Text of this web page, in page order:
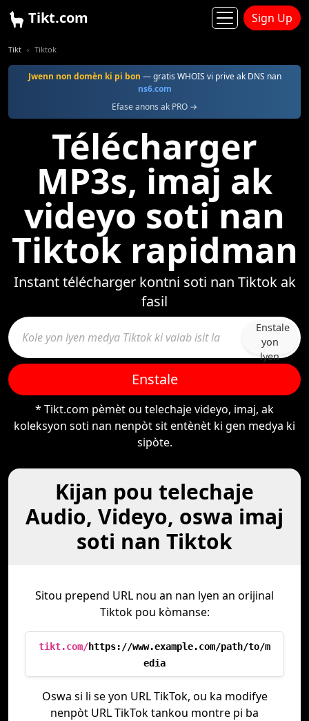
Tikt.com Sign Up
Tikt Tiktok
Jwenn non domèn ki pi bon — gratis WHOIS vi prive ak DNS nan
ns6.com
Efase anons ak PRO →
Télécharger
MP3s, imaj ak
videyo soti nan
Tiktok rapidman
Instant télécharger kontni soti nan Tiktok ak
fasil
Enstale
yon
lyen
Enstale
* Tikt.com pèmèt ou telechaje videyo, imaj, ak
koleksyon soti nan nenpòt sit entènèt ki gen medya ki
sipòte.
Kijan pou telechaje
Audio, Videyo, oswa imaj
soti nan Tiktok
Sitou prepend URL nou an nan lyen an orijinal
Tiktok pou kòmanse:
tikt.com/https://www.example.com/path/to/m
edia
Oswa si li se yon URL TikTok, ou ka modifye
nenpòt URL TikTok tankou montre pi ba